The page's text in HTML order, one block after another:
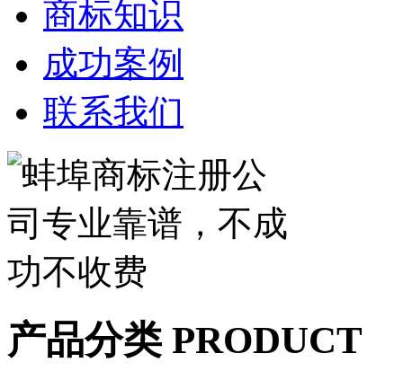
商标知识
成功案例
联系我们
产品分类 PRODUCT